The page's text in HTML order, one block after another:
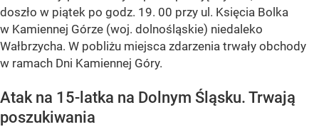
doszło w piątek po godz. 19. 00 przy ul. Księcia Bolka
w Kamiennej Górze (woj. dolnośląskie) niedaleko
Wałbrzycha. W pobliżu miejsca zdarzenia trwały obchody
w ramach Dni Kamiennej Góry.
Atak na 15-latka na Dolnym Śląsku. Trwają
poszukiwania